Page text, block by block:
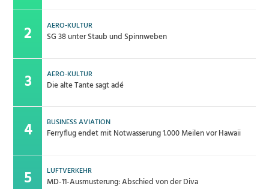
AERO-KULTUR
SG 38 unter Staub und Spinnweben
AERO-KULTUR
Die alte Tante sagt adé
BUSINESS AVIATION
Ferryflug endet mit Notwasserung 1.000 Meilen vor Hawaii
LUFTVERKEHR
MD-11-Ausmusterung: Abschied von der Diva